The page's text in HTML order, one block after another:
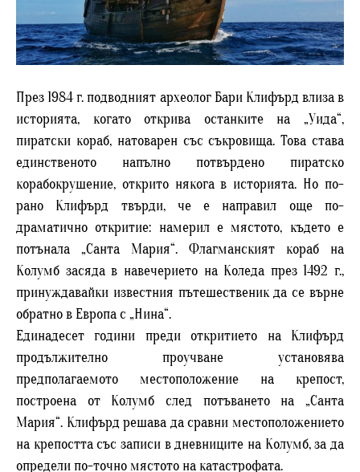
През 1984 г. подводният археолог Бари Клифърд влиза в
историята, когато открива останките на „Уида“,
пиратски кораб, натоварен със съкровища. Това става
единственото напълно потвърдено пиратско
корабокрушение, открито някога в историята. Но по-
рано Клифърд твърди, че е направил още по-
драматично откритие: намерил е мястото, където е
потънала „Санта Мария“. Флагманският кораб на
Колумб засяда в навечерието на Коледа през 1492 г.,
принуждавайки известния пътешественик да се върне
обратно в Европа с „Нина“.
Единадесет години преди откритието на Клифърд
продължително проучване установява
предполагаемото местоположение на крепост,
построена от Колумб след потъването на „Санта
Мария“. Клифърд решава да сравни местоположението
на крепостта със записи в дневниците на Колумб, за да
определи по-точно мястото на катастрофата.